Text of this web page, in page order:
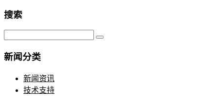
搜索
新闻分类
新闻资讯
技术支持